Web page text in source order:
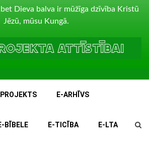
Dieva balva ir mūžīga dzīvība Kristū
Jēzū, mūsu Kungā.
E-ARHĪVS
BĪBELE E-TICĪBA E-LTA